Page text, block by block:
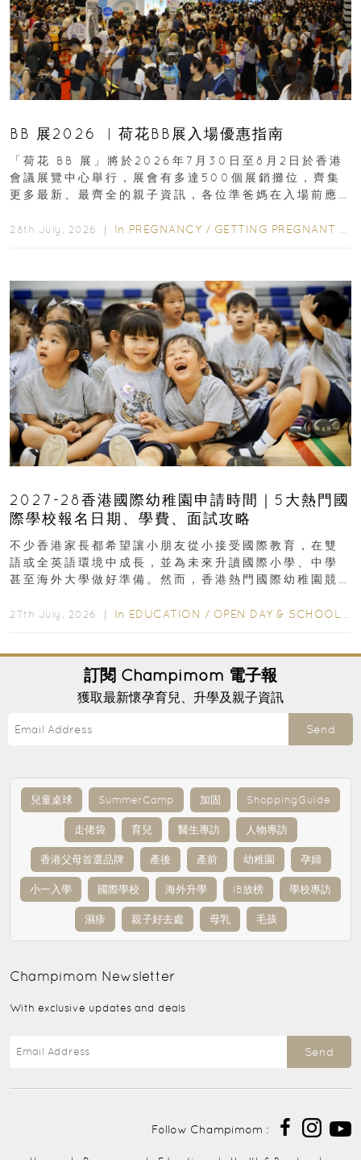
BB 展2026 ︳荷花BB展入場優惠指南
「荷花 BB 展」將於2026年7月30日至8月2日於香港
會議展覽中心舉行，展會有多達500個展銷攤位，齊集
更多最新、最齊全的親子資訊，各位準爸媽在入場前應
28th July, 2026 ｜ In PREGNANCY / GETTING PREGNANT
2027-28香港國際幼稚園申請時間｜5大熱門國
際學校報名日期、學費、面試攻略
不少香港家長都希望讓小朋友從小接受國際教育，在雙
語或全英語環境中成長，並為未來升讀國際小學、中學
甚至海外大學做好準備。然而，香港熱門國際幼稚園競
27th July, 2026 ｜ In EDUCATION / OPEN DAY & SCHOOL EVENTS
訂閱 Champimom 電子報
獲取最新懷孕育兒、升學及親子資訊
Send
兒童桌球 SummerCamp 加固 ShoppingGuide
走佬袋 育兒 醫生專訪 人物專訪
香港父母首選品牌 產後 產前 幼稚園 孕婦
小一入學 國際學校 海外升學 IB放榜 學校專訪
濕疹 親子好去處 母乳 毛孩
Champimom Newsletter
With exclusive updates and deals
Send
Follow Champimom :